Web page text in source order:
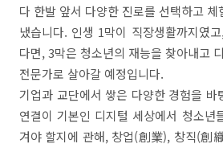
다 한발 앞서 다양한 진로를 선택하고
냈습니다. 인생 1막이 직장생활까지였
다면, 3막은 청소년의 재능을 찾아내고
전문가로 살아갈 예정입니다.
기업과 교단에서 쌓은 다양한 경험을 바
연결이 기본인 디지털 세상에서 청소년
겨야 할지에 관해, 창업(創業), 창직(創